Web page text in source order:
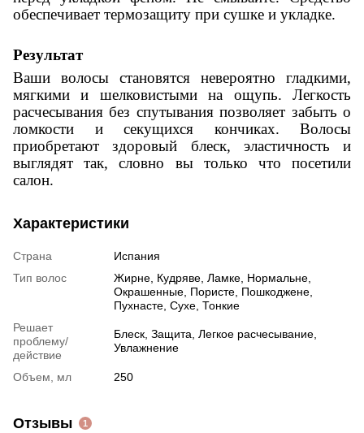
обеспечивает термозащиту при сушке и укладке.
Результат
Ваши волосы становятся невероятно гладкими,
мягкими и шелковистыми на ощупь. Легкость
расчесывания без спутывания позволяет забыть о
ломкости и секущихся кончиках. Волосы
приобретают здоровый блеск, эластичность и
выглядят так, словно вы только что посетили
салон.
Характеристики
Страна
Испания
Тип волос
Жирне Кудряве Ламке Нормальне
Окрашенные Пористе Пошкоджене
Пухнасте Сухе Тонкие
Решает
проблему/
действие
Блеск Защита Легкое расчесывание
Увлажнение
Объем, мл 250
Отзывы 1